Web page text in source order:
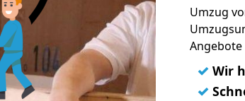
Umzug
Angebote
✓ Wir
✓